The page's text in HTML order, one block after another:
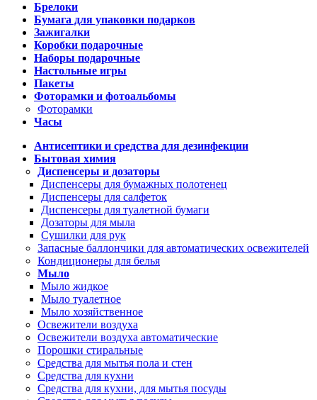
Брелоки
Бумага для упаковки подарков
Зажигалки
Коробки подарочные
Наборы подарочные
Настольные игры
Пакеты
Фоторамки и фотоальбомы
Фоторамки
Часы
Антисептики и средства для дезинфекции
Бытовая химия
Диспенсеры и дозаторы
Диспенсеры для бумажных полотенец
Диспенсеры для салфеток
Диспенсеры для туалетной бумаги
Дозаторы для мыла
Сушилки для рук
Запасные баллончики для автоматических освежителей
Кондиционеры для белья
Мыло
Мыло жидкое
Мыло туалетное
Мыло хозяйственное
Освежители воздуха
Освежители воздуха автоматические
Порошки стиральные
Средства для мытья пола и стен
Средства для кухни
Средства для кухни, для мытья посуды